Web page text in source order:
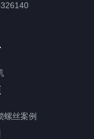
螺丝案例